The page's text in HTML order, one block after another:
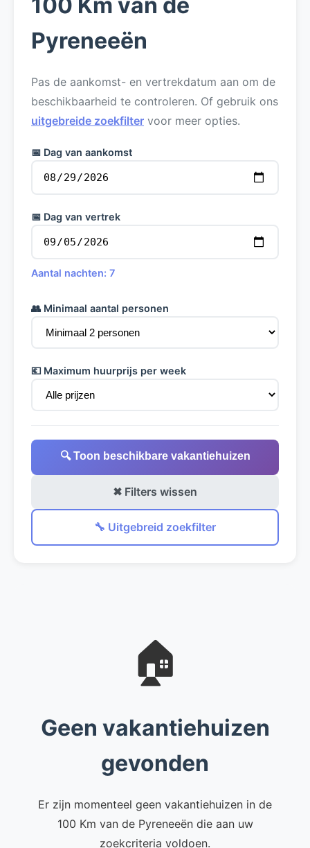
Pyreneeën
Pas de aankomst- en vertrekdatum aan om de
beschikbaarheid te controleren. Of gebruik ons
uitgebreide zoekfilter voor meer opties.
📅 Dag van aankomst
📅 Dag van vertrek
Aantal nachten: 7
👥 Minimaal aantal personen
💶 Maximum huurprijs per week
🔍 Toon beschikbare vakantiehuizen
✖ Filters wissen
🔧 Uitgebreid zoekfilter
🏠
Geen vakantiehuizen
gevonden
Er zijn momenteel geen vakantiehuizen in de
100 Km van de Pyreneeën die aan uw
zoekcriteria voldoen.